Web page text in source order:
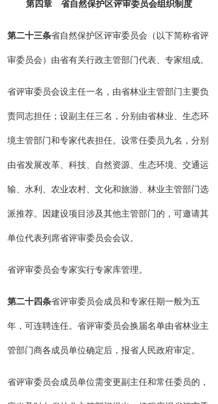
第四章 省自然保护区评审委员会组织制度
第二十三条省自然保护区评审委员会（以下简称省评
审委员会）由省有关行政主管部门代表、专家组成。
省评审委员会设主任一名，由省林业主管部门主要负
责同志担任；设副主任三名，分别由省林业、生态环
境主管部门和专家代表担任。设常任委员九名，分别
由省发展改革、科技、自然资源、生态环境、交通运
输、水利、农业农村、文化和旅游、林业主管部门选
派推荐。因建设项目涉及其他主管部门的，可邀请其
单位代表列席省评审委员会会议。
省评审委员会专家实行专家库管理。
第二十四条省评审委员会成员和专家任期一般为五
年，可连聘连任。省评审委员会换届名单由省林业主
管部门商各成员单位确定后，报省人民政府审定。
省评审委员会成员单位需变更副主任和常任委员的，